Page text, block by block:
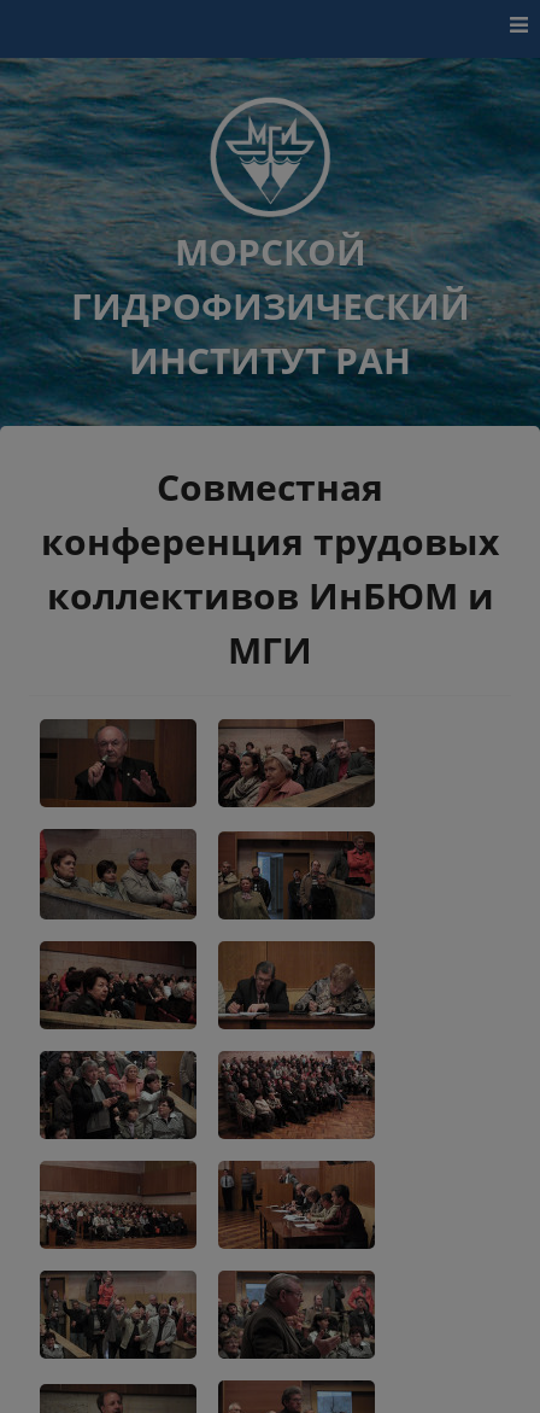
МОРСКОЙ
ГИДРОФИЗИЧЕСКИЙ
ИНСТИТУТ РАН
Совместная
конференция трудовых
коллективов ИнБЮМ и
МГИ